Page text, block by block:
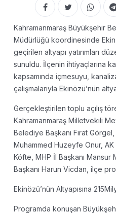
Kahramanmaraş Büyükşehir
Müdürlüğü koordinesinde
geçirilen altyapı yatırımları
sunuldu. İlçenin ihtiyaçlarına
kapsamında içmesuyu,
çalışmalarıyla Ekinözü’nün
Gerçekleştirilen toplu açılış
Kahramanmaraş Milletvekili
Belediye Başkanı Fırat
Muhammed Huzeyfe Onur, AK
Köfte, MHP İl Başkanı
Başkanı Harun Vicdan, ilçe
Ekinözü’nün Altyapısına
Programda konuşan